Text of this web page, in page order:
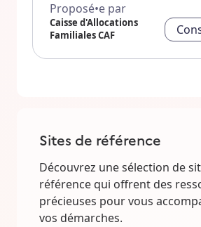
Proposé•e par
Caisse d'Allocations
Familiales CAF
Sites de référence
Découvrez une sélection de
référence qui offrent des
précieuses pour vous
vos démarches.